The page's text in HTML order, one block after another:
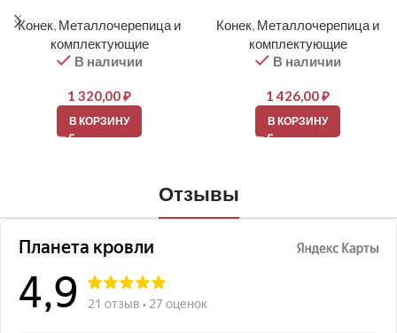
Конек, Металлочерепица и
комплектующие
В наличии
1 320,00₽
В КОРЗИНУ
Конек, Металлочерепица и
комплектующие
В наличии
1 426,00₽
В КОРЗИНУ
Отзывы